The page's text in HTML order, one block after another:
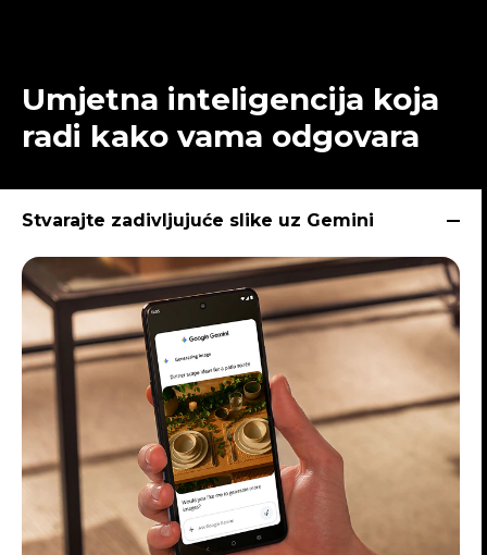
Umjetna inteligencija koja
radi kako vama odgovara
Stvarajte zadivljujuće slike uz Gemini